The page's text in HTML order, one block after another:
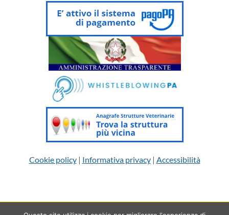
Cookie policy| Informativa privacy| Accessibilità